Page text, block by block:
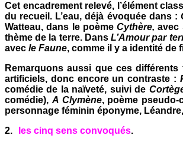
Cet encadrement relevé, l’élément
du recueil. L’eau, déjà évoquée dans :
Watteau, dans le poèmeCythère,avec
thème de la terre. DansL’Amour par
avec le Faune, comme il y a identité de
Remarquons aussi que ces
artificiels, donc encore un contraste :
comédie de la naïveté, suivi de
comédie), A Clymène, poème
personnage féminin éponyme,
2.
les cinq sens convoqués.